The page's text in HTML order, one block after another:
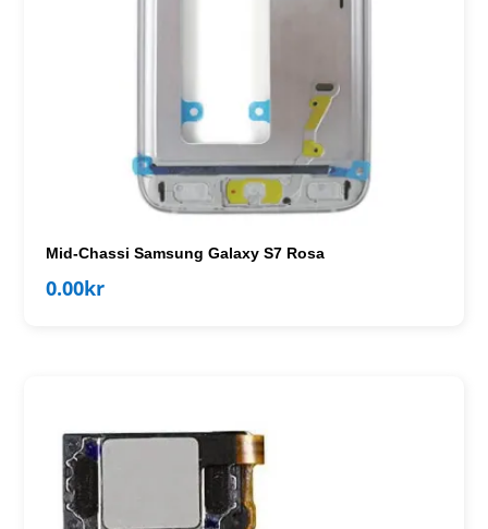
Mid-Chassi Samsung Galaxy S7 Rosa
0.00kr